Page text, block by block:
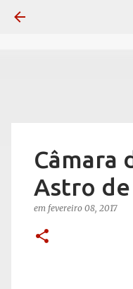
Câmara
Astro
em fevereiro 08, 2017